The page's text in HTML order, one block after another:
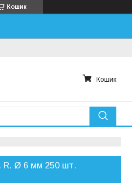
Кошик
Кошик
R. Ø 6 мм 250 шт.